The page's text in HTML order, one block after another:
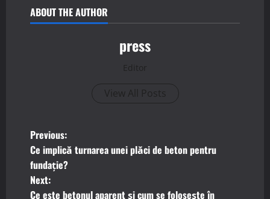
ABOUT THE AUTHOR
press
Editor
View All Posts
P
o
s
Previous:
Ce implică turnarea unei plăci de beton pentru
fundație?
Next:
Ce este betonul aparent și cum se folosește în